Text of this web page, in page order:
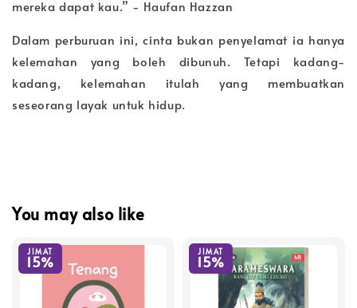
mereka dapat kau.” - Haufan Hazzan
Dalam perburuan ini, cinta bukan penyelamat ia hanya
kelemahan yang boleh dibunuh. Tetapi kadang-
kadang, kelemahan itulah yang membuatkan
seseorang layak untuk hidup.
You may also like
JIMAT
15%
JIMAT
15%